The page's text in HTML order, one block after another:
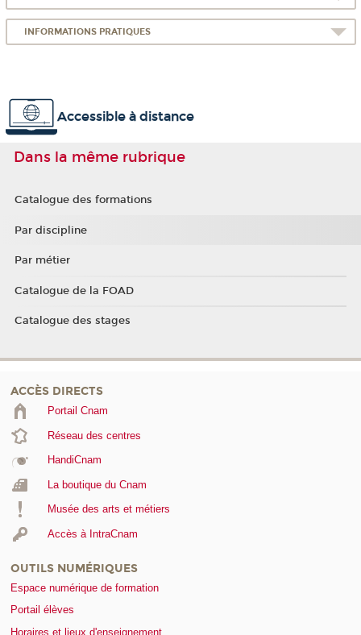
INFORMATIONS PRATIQUES
Accessible à distance
Dans la même rubrique
Catalogue des formations
Par discipline
Par métier
Catalogue de la FOAD
Catalogue des stages
ACCÈS DIRECTS
Portail Cnam
Réseau des centres
HandiCnam
La boutique du Cnam
Musée des arts et métiers
Accès à IntraCnam
OUTILS NUMÉRIQUES
Espace numérique de formation
Portail élèves
Horaires et lieux d'enseignement